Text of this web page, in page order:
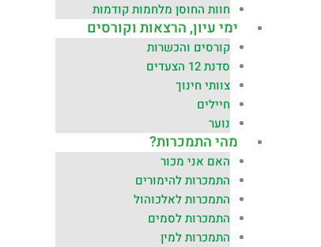
חוות החוסן מלחמות קודמות
ימי עיון, הרצאות וקורסים
קורסים והכשרות
סדנת 12 הצעדים
צוותי חינוך
חיילים
נוער
מהי התמכרות?
האם אני מכור
התמכרות להימורים
התמכרות לאלכוהול
התמכרות לסמים
התמכרות למין